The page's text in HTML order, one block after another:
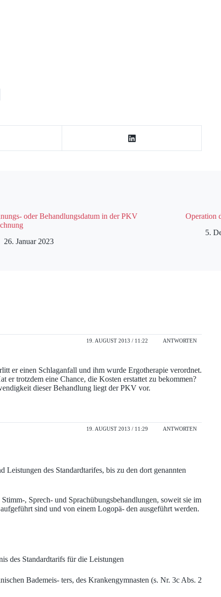
oder Behandlungsdatum in der PKV
26. Januar 2023
Operation
5.
19. AUGUST 2013 / 11:22 ANTWORTEN
er einen Schlaganfall und ihm wurde Ergotherapie verordnet.
er trotzdem eine Chance, die Kosten erstattet zu bekommen?
dieser Behandlung liegt der PKV vor.
19. AUGUST 2013 / 11:29 ANTWORTEN
Leistungen des Standardtarifes, bis zu den dort genannten
, Sprech- und Sprachübungsbehandlungen, soweit sie im
sind und von einem Logopä- den ausgeführt werden.
des Standardtarifs für die Leistungen
Bademeis- ters, des Krankengymnasten (s. Nr. 3c Abs. 2